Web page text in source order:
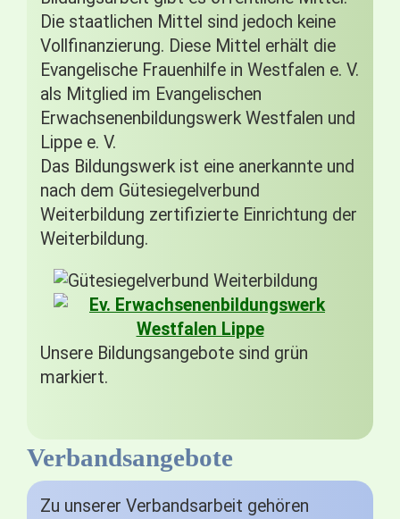
Die staatlichen Mittel sind jedoch keine
Vollfinanzierung. Diese Mittel erhält die
Evangelische Frauenhilfe in Westfalen e. V.
als Mitglied im Evangelischen
Erwachsenenbildungswerk Westfalen und
Lippe e. V.
Das Bildungswerk ist eine anerkannte und
nach dem Gütesiegelverbund
Weiterbildung zertifizierte Einrichtung der
Weiterbildung.
Unsere Bildungsangebote sind grün
markiert.
Verbandsangebote
Zu unserer Verbandsarbeit gehören